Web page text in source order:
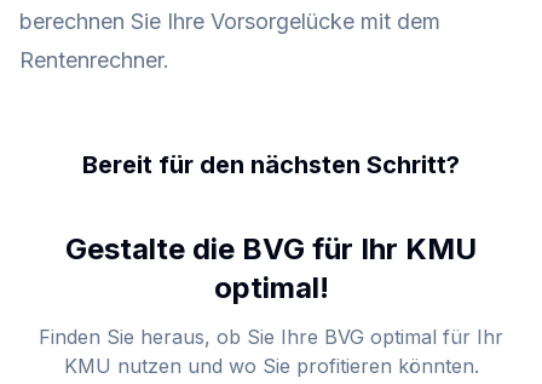
berechnen Sie Ihre Vorsorgelücke mit dem
Rentenrechner.
Bereit für den nächsten Schritt?
Gestalte die BVG für Ihr KMU
optimal!
Finden Sie heraus, ob Sie Ihre BVG optimal für Ihr
KMU nutzen und wo Sie profitieren könnten.